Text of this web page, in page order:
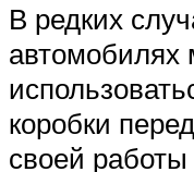
В редких
автомобилях
коробки
своей